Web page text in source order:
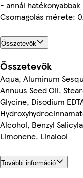
- annál
Csomagolás mérete:
Összetevők
Összetevők
Aqua, Aluminum
Annuus Seed Oil,
Glycine, Disodium
Alcohol, Benzyl
Limonene, Linalool
További információ